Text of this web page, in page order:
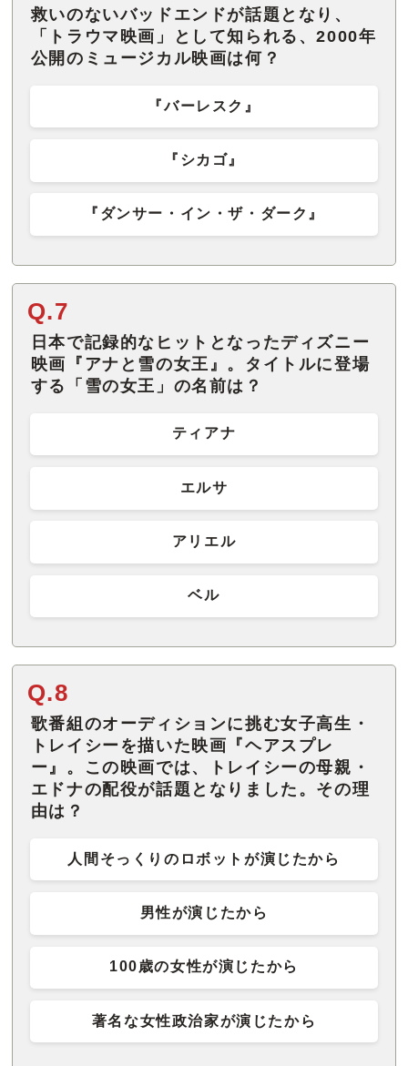
救いのないバッドエンドが話題となり、
「トラウマ映画」として知られる、2000年
公開のミュージカル映画は何？
『バーレスク』
『シカゴ』
『ダンサー・イン・ザ・ダーク』
Q.7
日本で記録的なヒットとなったディズニー
映画『アナと雪の女王』。タイトルに登場
する「雪の女王」の名前は？
ティアナ
エルサ
アリエル
ベル
Q.8
歌番組のオーディションに挑む女子高生・
トレイシーを描いた映画『ヘアスプレ
ー』。この映画では、トレイシーの母親・
エドナの配役が話題となりました。その理
由は？
人間そっくりのロボットが演じたから
男性が演じたから
100歳の女性が演じたから
著名な女性政治家が演じたから